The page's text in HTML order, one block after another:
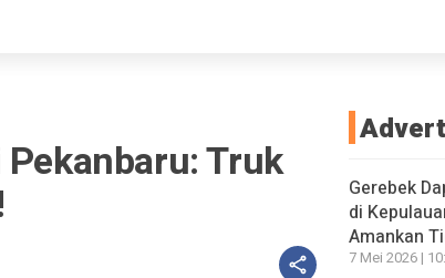
Pekanbaru: Truk
Gerebek
di
Amankan
7 Mei 2026 |